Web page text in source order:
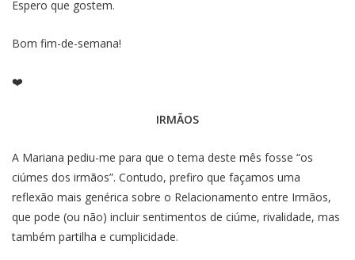
Espero que gostem.
Bom fim-de-semana!
❤️
IRMÃOS
A Mariana pediu-me para que o tema deste mês fosse “os
ciúmes dos irmãos”. Contudo, prefiro que façamos uma
reflexão mais genérica sobre o Relacionamento entre Irmãos,
que pode (ou não) incluir sentimentos de ciúme, rivalidade, mas
também partilha e cumplicidade.